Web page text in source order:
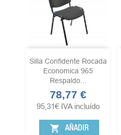
Silla Confidente Rocada
Economica 965
Respaldo...
Precio
78,77 €
95,31€ IVA incluído
shopping_cart AÑADIR